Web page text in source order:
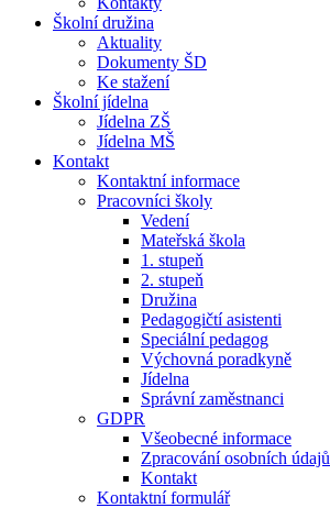
Školní družina
Aktuality
Dokumenty ŠD
Ke stažení
Školní jídelna
Jídelna ZŠ
Jídelna MŠ
Kontakt
Kontaktní informace
Pracovníci školy
Vedení
Mateřská škola
1. stupeň
2. stupeň
Družina
Pedagogičtí asistenti
Speciální pedagog
Výchovná poradkyně
Jídelna
Správní zaměstnanci
GDPR
Všeobecné informace
Zpracování osobních údajů
Kontakt
Kontaktní formulář